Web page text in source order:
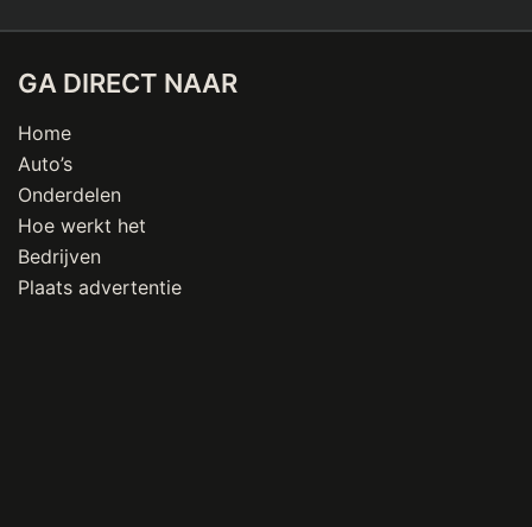
GA DIRECT NAAR
Home
Auto’s
Onderdelen
Hoe werkt het
Bedrijven
Plaats advertentie